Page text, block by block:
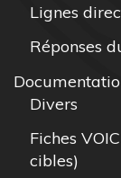
Lignes
Réponses
Divers
Fiches
cibles)